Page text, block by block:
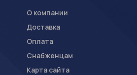
О компании
Доставка
Оплата
Снабженцам
Карта сайта